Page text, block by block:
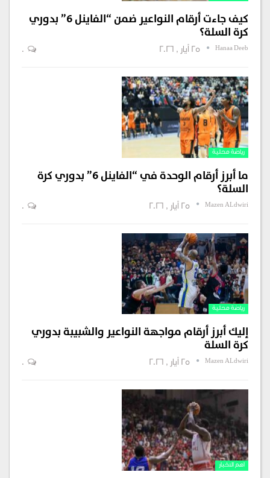
كيف جاءت أرقام النواعير ضمن “الفاينل 6” بدوري
كرة السلة؟
Hanaa Deeb 25 أيار , 2026 0
رياضة محلية
ما أبرز أرقام الوحدة في “الفاينل 6” بدوري كرة
السلة؟
Mazen ALdwiri 25 أيار , 2026 0
رياضة محلية
إليك أبرز أرقام مواجهة النواعير والشبيبة بدوري
كرة السلة
Mazen ALdwiri 25 أيار , 2026 0
اهم الاخبار